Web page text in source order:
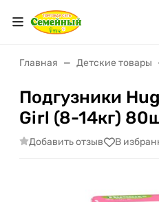
Главная Детские товары
Подгузники
Girl (8-14кг)
Добавить отзыв В